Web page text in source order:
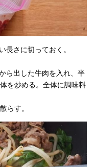
長さに切っておく。
ら出した牛肉を入れ、半
を炒める。全体に調味料
らす。